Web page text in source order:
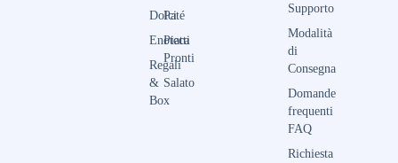
Dolci
Enoteca
Regali
&
Box
Paté
Piatti
Pronti
Salato
Supporto
Modalità
di
Consegna
Domande
frequenti
FAQ
Richiesta